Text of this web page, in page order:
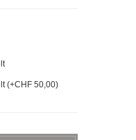
(+CHF 50,00)